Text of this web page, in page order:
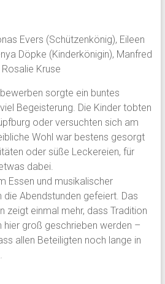
Evers (Schützenkönig), Eileen
Döpke (Kinderkönigin), Manfred
Kruse
sorgte ein buntes
Begeisterung. Die Kinder tobten
oder versuchten sich am
Wohl war bestens gesorgt
oder süße Leckereien, für
dabei.
Essen und musikalischer
die Abendstunden gefeiert. Das
zeigt einmal mehr, dass Tradition
hier groß geschrieben werden –
allen Beteiligten noch lange in